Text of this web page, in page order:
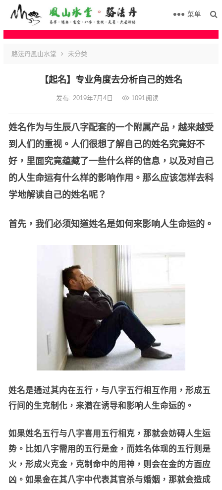
菜单
駱法丹風山水堂 未分类
【起名】专业角度去分析自己的姓名
发布: 2019年7月4日 1091阅读
姓名作为与生辰八字配套的一个附属产品，越来越受
到人们的重视。人们很想了解自己的姓名究竟好不
好，里面究竟蕴藏了一些什么样的信息，以及对自己
的人生命运有什么样的影响作用。那么应该怎样去科
学地解读自己的姓名呢？
首先，我们必须知道姓名是如何来影响人生命运的。
姓名是通过其内在五行，与八字五行相互作用，形成五
行间的生克制化，来潜在诱导和影响人生命运的。
如果姓名五行与八字喜用五行相克，那就会妨碍人生运
势。比如八字需用的五行是金，而姓名体现的五行则是
火，形成火克金，克制命中的用神，则会在金的方面应
凶。如果金在其八字中代表其官杀与婚姻，那就会造成